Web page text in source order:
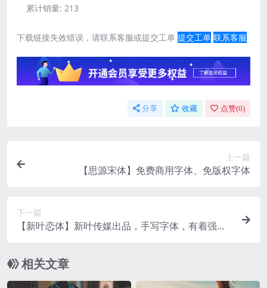
累计销量: 213
下载链接失效错误，请联系客服或提交工单 提交工单 联系客服
分享 收藏 点赞(0)
上一篇
【思源宋体】免费商用字体、免版权字体
下一篇
【新叶恋体】新叶传媒出品，手写字体，有着强烈
相关文章